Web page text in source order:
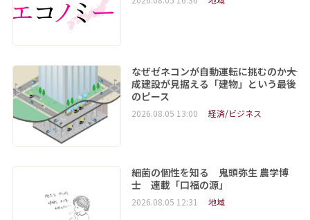
なぜゼネコンが自動運転に挑むのか――大
成建設が見据える「建物」という最後
のピース
2026.08.05 13:00 経済/ビジネス
細菌の個性を知る 鬼頭弥生 農学博
士 連載「口福の源」
2026.08.05 12:31 地域